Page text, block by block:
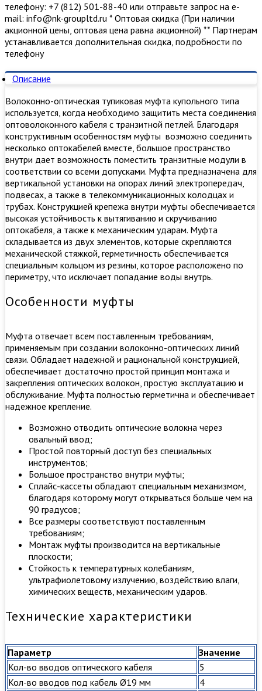
телефону: +7 (812) 501-88-40 или отправьте запрос на е-
mail: info@nk-groupltd.ru * Оптовая скидка (При наличии
акционной цены, оптовая цена равна акционной) ** Партнерам
устанавливается дополнительная скидка, подробности по
телефону
Описание
Волоконно-оптическая тупиковая муфта купольного типа
используется, когда необходимо защитить места соединения
оптоволоконного кабеля с транзитной петлей. Благодаря
конструктивным особенностям муфты возможно соединить
несколько оптокабелей вместе, большое пространство
внутри дает возможность поместить транзитные модули в
соответствии со всеми допусками. Муфта предназначена для
вертикальной установки на опорах линий электропередач,
подвесах, а также в телекоммуникационных колодцах и
трубах. Конструкцией крепежа внутри муфты обеспечивается
высокая устойчивость к вытягиванию и скручиванию
оптокабеля, а также к механическим ударам. Муфта
складывается из двух элементов, которые скрепляются
механической стяжкой, герметичность обеспечивается
специальным кольцом из резины, которое расположено по
периметру, что исключает попадание воды внутрь.
Особенности муфты
Муфта отвечает всем поставленным требованиям,
применяемым при создании волоконно-оптических линий
связи. Обладает надежной и рациональной конструкцией,
обеспечивает достаточно простой принцип монтажа и
закрепления оптических волокон, простую эксплуатацию и
обслуживание. Муфта полностью герметична и обеспечивает
надежное крепление.
Возможно отводить оптические волокна через
овальный ввод;
Простой повторный доступ без специальных
инструментов;
Большое пространство внутри муфты;
Сплайс-кассеты обладают специальным механизмом,
благодаря которому могут открываться больше чем на
90 градусов;
Все размеры соответствуют поставленным
требованиям;
Монтаж муфты производится на вертикальные
плоскости;
Стойкость к температурных колебаниям,
ультрафиолетовому излучению, воздействию влаги,
химических веществ, механическим ударов.
Технические характеристики
Параметр
Значение
Кол-во вводов оптического кабеля
5
Кол-во вводов под кабель Ø19 мм
4